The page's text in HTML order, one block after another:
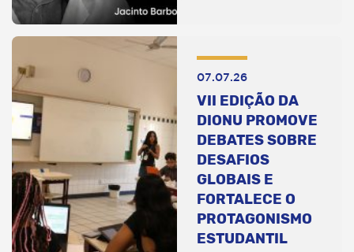
07.07.26
VII EDIÇÃO DA
DIONU PROMOVE
DEBATES SOBRE
DESAFIOS
GLOBAIS E
FORTALECE O
PROTAGONISMO
ESTUDANTIL